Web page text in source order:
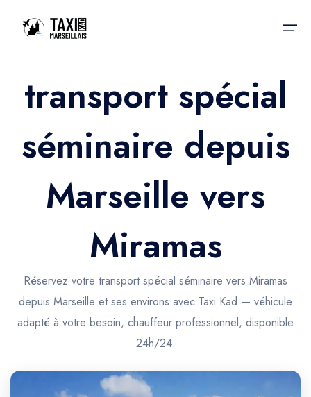
Accueil
Nos services
Nos services
Trajet Gare SNCF
Trajet Port croisière
Trajet Séminaire
Trajet Santé
Trajet Longue Distance
Réservation
Actualités & évènements
Contactez-nous
transport spécial
séminaire depuis
Marseille vers
Miramas
Réservez votre transport spécial séminaire vers Miramas
depuis Marseille et ses environs avec Taxi Kad — véhicule
adapté à votre besoin, chauffeur professionnel, disponible
24h/24.